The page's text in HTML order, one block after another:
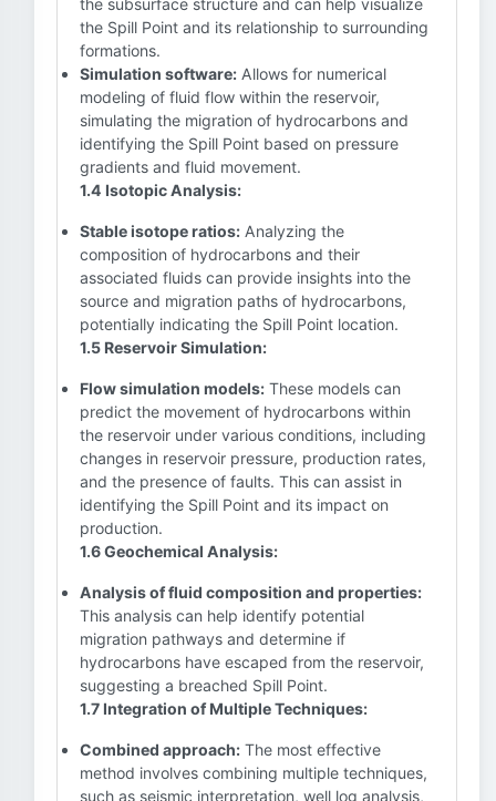
the subsurface structure and can help visualize
the Spill Point and its relationship to surrounding
formations.
Simulation software: Allows for numerical
modeling of fluid flow within the reservoir,
simulating the migration of hydrocarbons and
identifying the Spill Point based on pressure
gradients and fluid movement.
1.4 Isotopic Analysis:
Stable isotope ratios: Analyzing the
composition of hydrocarbons and their
associated fluids can provide insights into the
source and migration paths of hydrocarbons,
potentially indicating the Spill Point location.
1.5 Reservoir Simulation:
Flow simulation models: These models can
predict the movement of hydrocarbons within
the reservoir under various conditions, including
changes in reservoir pressure, production rates,
and the presence of faults. This can assist in
identifying the Spill Point and its impact on
production.
1.6 Geochemical Analysis:
Analysis of fluid composition and properties:
This analysis can help identify potential
migration pathways and determine if
hydrocarbons have escaped from the reservoir,
suggesting a breached Spill Point.
1.7 Integration of Multiple Techniques:
Combined approach: The most effective
method involves combining multiple techniques,
such as seismic interpretation, well log analysis,